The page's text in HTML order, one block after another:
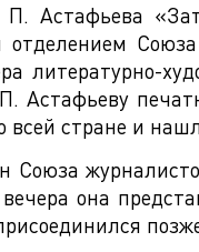
Астафьева
отделением
литературно-
Астафьеву
всей стране и
Союза
она